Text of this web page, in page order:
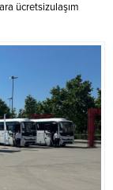
ücretsizulaşım